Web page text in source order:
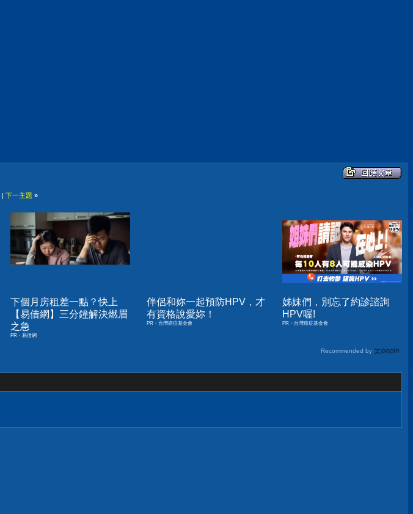
| 下一主題 »
下個月房租差一點？快上
【易借網】三分鐘解決燃眉
之急
PR・易借網
伴侶和妳一起預防HPV，才
有資格說愛妳！
PR・台灣癌症基金會
姊妹們，別忘了約診諮詢
HPV喔!
PR・台灣癌症基金會
Recommended by